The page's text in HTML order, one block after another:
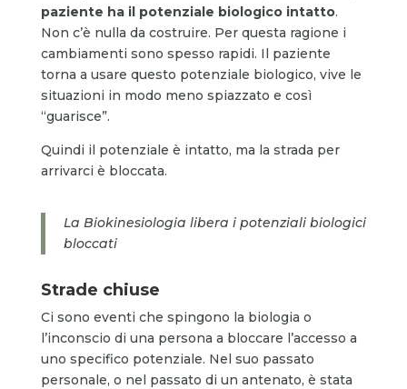
paziente ha il potenziale biologico intatto.
Non c’è nulla da costruire. Per questa ragione i
cambiamenti sono spesso rapidi. Il paziente
torna a usare questo potenziale biologico, vive le
situazioni in modo meno spiazzato e così
“guarisce”.
Quindi il potenziale è intatto, ma la strada per
arrivarci è bloccata.
La Biokinesiologia libera i potenziali biologici
bloccati
Strade chiuse
Ci sono eventi che spingono la biologia o
l’inconscio di una persona a bloccare l’accesso a
uno specifico potenziale. Nel suo passato
personale, o nel passato di un antenato, è stata